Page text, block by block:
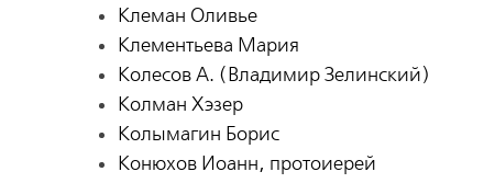
Клеман Оливье
Клементьева Мария
Колесов А. (Владимир Зелинский)
Колман Хэзер
Колымагин Борис
Конюхов Иоанн, протоиерей